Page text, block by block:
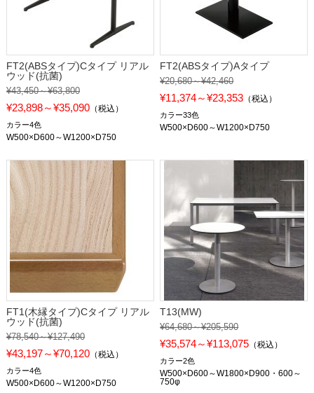
FT2(ABSタイプ)Cタイプ リアル
ウッド(抗菌)
¥43,450～¥63,800
¥23,898～¥35,090（税込）
カラー4色
W500×D600～W1200×D750
FT2(ABSタイプ)Aタイプ
¥20,680～¥42,460
¥11,374～¥23,353 （税込）
カラー33色
W500×D600～W1200×D750
FT1(木縁タイプ)Cタイプ リアル
ウッド(抗菌)
¥78,540～¥127,490
¥43,197～¥70,120（税込）
カラー4色
W500×D600～W1200×D750
T13(MW)
¥64,680～¥205,590
¥35,574～¥113,075 （税込）
カラー2色
W500×D600～W1800×D900・600～
750φ